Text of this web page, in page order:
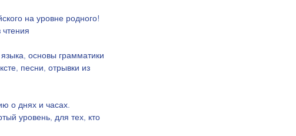
на уровне родного!
основы грамматики
песни, отрывки из
о днях и часах.
уровень, для тех, кто